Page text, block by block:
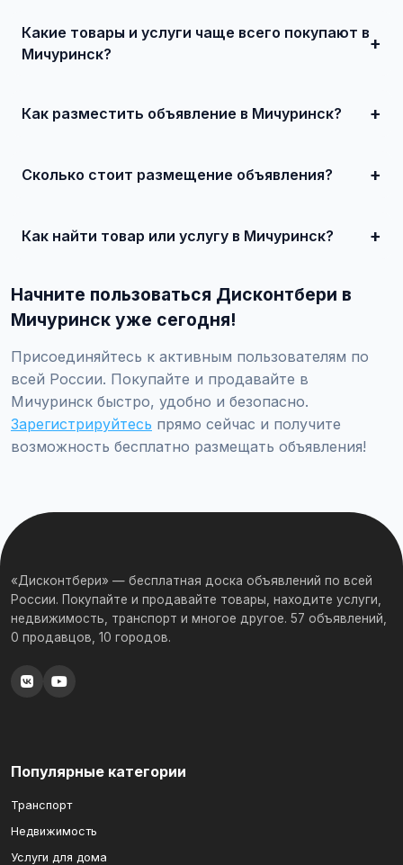
Какие товары и услуги чаще всего покупают в
Мичуринск?
также товары для дома и семьи.
Как разместить объявление в Мичуринск?
заполните форму и опубликуйте. Первые 10 объявлений
Сколько стоит размещение объявления?
продвижение от 500 ₽ в месяц.
Как найти товар или услугу в Мичуринск?
другим параметрам.
Начните пользоваться Дисконтбери в
Мичуринск уже сегодня!
Присоединяйтесь к активным пользователям по
всей России. Покупайте и продавайте в
Мичуринск быстро, удобно и безопасно.
Зарегистрируйтесь прямо сейчас и получите
возможность бесплатно размещать объявления!
«Дисконтбери» — бесплатная доска объявлений по всей
России. Покупайте и продавайте товары, находите услуги,
недвижимость, транспорт и многое другое. 57 объявлений,
0 продавцов, 10 городов.
Популярные категории
Транспорт
Недвижимость
Услуги для дома